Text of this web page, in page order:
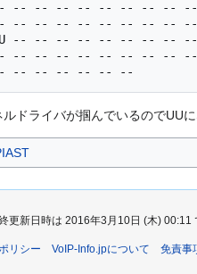
-- -- -- -- -- -- -- --
-- -- -- -- -- -- -- --
-- -- -- -- -- -- -- --
-- -- -- -- -- -- -- --
ドライバが掴んでいるのでUUに
更新日時は 2016年3月10日 (木) 00:11
リシー VoIP-Info.jpについて 免責事